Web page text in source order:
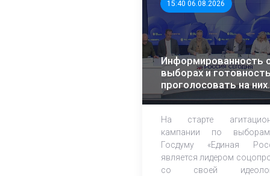
15:40 06.08.2026
Информированность
выборах и готовность
проголосовать на них
растет – эксперты
На старте
кампании по
Госдуму «Единая
является лидером
со своей